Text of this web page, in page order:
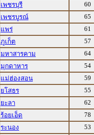
เพชรบุรี
60
เพชรบูรณ์
65
แพร่
61
ภูเก็ต
57
มหาสารคาม
64
มุกดาหาร
54
แม่ฮ่องสอน
59
ยโสธร
55
ยะลา
62
ร้อยเอ็ด
78
ระนอง
53